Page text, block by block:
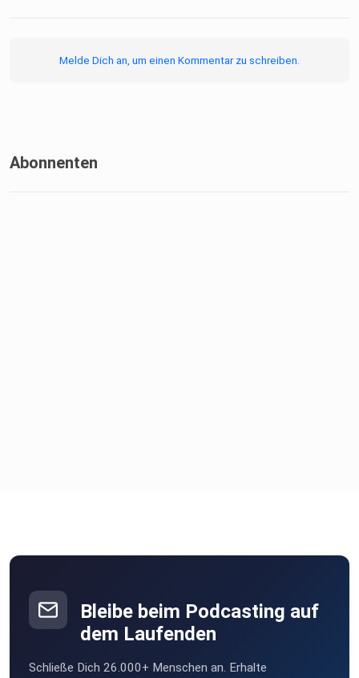
Melde Dich an, um einen Kommentar zu schreiben.
Abonnenten
Bleibe beim Podcasting auf
dem Laufenden
Schließe Dich 26.000+ Menschen an. Erhalte